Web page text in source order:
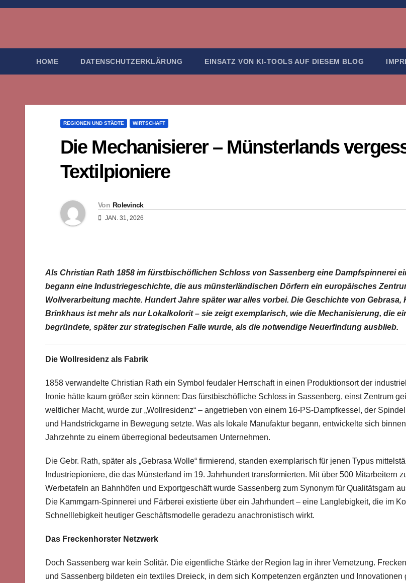
Zum
HOME DATENSCHUTZERKLÄRUNG EINSATZ VON KI-TOOLS AUF DIESEM BLOG
REGIONEN UND STÄDTE WIRTSCHAFT
Die Mechanisierer – Münsterlands
Textilpioniere
Von Rolevinck
JAN. 31, 2026
Als Christian Rath 1858 im fürstbischöflichen Schloss von Sassenberg eine Dampfspinnerei
begann eine Industriegeschichte, die aus münsterländischen Dörfern ein europäisches
Wollverarbeitung machte. Hundert Jahre später war alles vorbei. Die Geschichte von Gebrasa,
Brinkhaus ist mehr als nur Lokalkolorit – sie zeigt exemplarisch, wie die Mechanisierung, die
begründete, später zur strategischen Falle wurde, als die notwendige Neuerfindung ausblieb.
Die Wollresidenz als Fabrik
1858 verwandelte Christian Rath ein Symbol feudaler Herrschaft in einen Produktionsort der
Ironie hätte kaum größer sein können: Das fürstbischöfliche Schloss in Sassenberg, einst Zentrum
weltlicher Macht, wurde zur „Wollresidenz“ – angetrieben von einem 16-PS-Dampfkessel, der
und Handstrickgarne in Bewegung setzte. Was als lokale Manufaktur begann, entwickelte sich
Jahrzehnte zu einem überregional bedeutsamen Unternehmen.
Die Gebr. Rath, später als „Gebrasa Wolle“ firmierend, standen exemplarisch für jenen Typus
Industriepioniere, die das Münsterland im 19. Jahrhundert transformierten. Mit über 500 Mitarbeitern
Werbetafeln an Bahnhöfen und Exportgeschäft wurde Sassenberg zum Synonym für Qualitätsgarn
Die Kammgarn-Spinnerei und Färberei existierte über ein Jahrhundert – eine Langlebigkeit, die im
Schnelllebigkeit heutiger Geschäftsmodelle geradezu anachronistisch wirkt.
Das Freckenhorster Netzwerk
Doch Sassenberg war kein Solitär. Die eigentliche Stärke der Region lag in ihrer Vernetzung.
und Sassenberg bildeten ein textiles Dreieck, in dem sich Kompetenzen ergänzten und Innovationen